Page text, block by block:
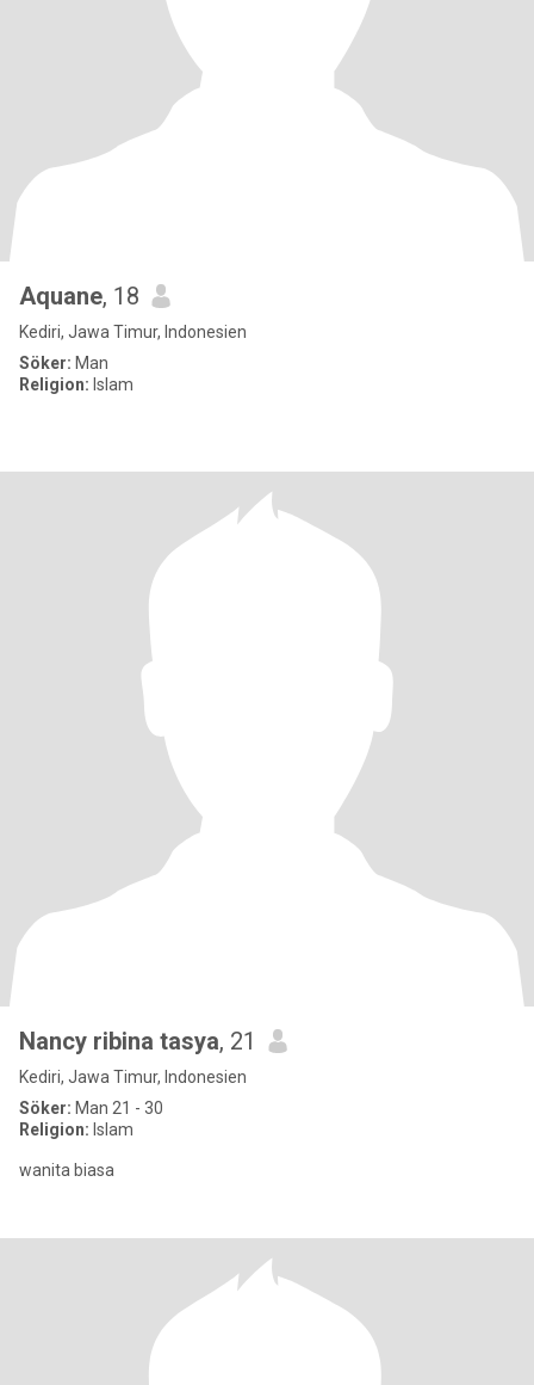
Aquane, 18
Kediri, Jawa Timur, Indonesien
Söker: Man
Religion: Islam
Nancy ribina tasya, 21
Kediri, Jawa Timur, Indonesien
Söker: Man 21 - 30
Religion: Islam
wanita biasa